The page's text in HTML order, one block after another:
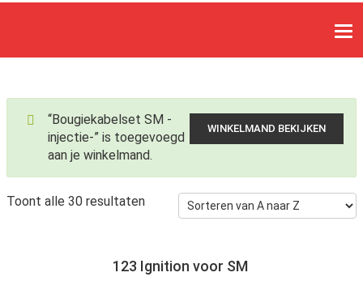
WINKELMAND BEKIJKEN
“Bougiekabelset SM -
injectie-” is toegevoegd
aan je winkelmand.
Toont alle 30 resultaten
123 Ignition voor SM